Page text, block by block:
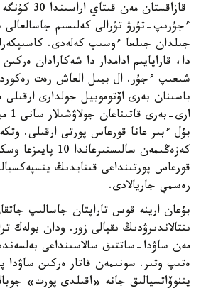
قازاقستان
ءجۇرىپ-تۇرۋ تۋرالى كەلىسىم جاسالعالى
جىلدان جىلعا ءوسىپ كەلەدى.
دا، قاراپايىم ادامدار دا شەكارادان
شىعىپ ءجۇر. ال بيىل العاش رەت
باسىنان بەرى اۆتوموبيل جولدارى
بۇل ءبىر عانا قورعاس پورتى ارقىلى.
كەزەڭىمەن
قورعاس پورتىنداعى قىتايدىڭ
رەسمي جاريالادى.
بۇعان ارينە قوس تاراپتان جاسالىپ
ىنتالاندىرۋدىڭ ىقپالى زور. ودان بولەك
مەن ساۋدا-ساتتىق سالاسىنداعى
ەتىپ وتىر. سونىمەن قاتار ەركىن ساۋدا
يننوۆاتسيالىق جانە «اقىلدى پورت»